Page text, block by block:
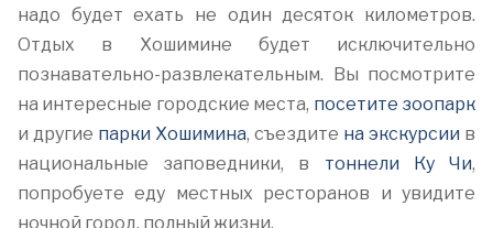
надо будет ехать не один десяток километров.
Отдых в Хошимине будет исключительно
познавательно-развлекательным. Вы посмотрите
на интересные городские места, посетите зоопарк
и другие парки Хошимина, съездите на экскурсии в
национальные заповедники, в тоннели Ку Чи,
попробуете еду местных ресторанов и увидите
ночной город, полный жизни.